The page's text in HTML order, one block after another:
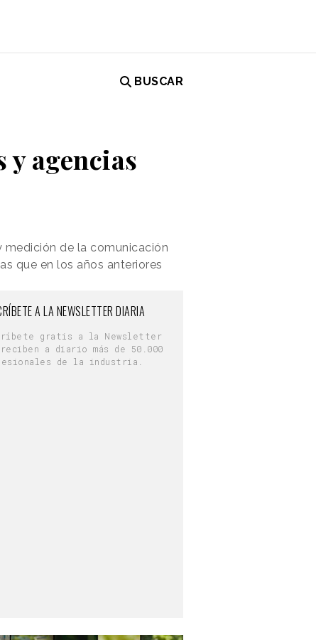
BUSCAR
agencias
medición de la comunicación
que en los años anteriores
A LA NEWSLETTER DIARIA
gratis a la Newsletter
reciben a diario más de 50.000
de la industria.